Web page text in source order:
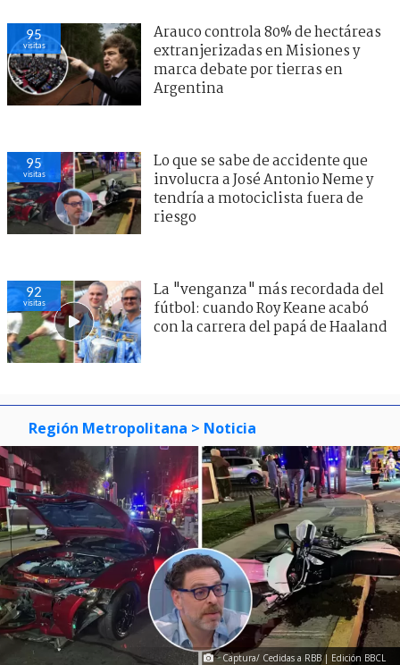
95
visitas
Arauco controla 80% de hectáreas
extranjerizadas en Misiones y
marca debate por tierras en
Argentina
95
visitas
Lo que se sabe de accidente que
involucra a José Antonio Neme y
tendría a motociclista fuera de
riesgo
92
visitas
La "venganza" más recordada del
fútbol: cuando Roy Keane acabó
con la carrera del papá de Haaland
Región Metropolitana > Noticia
Captura/ Cedidas a RBB | Edición BBCL